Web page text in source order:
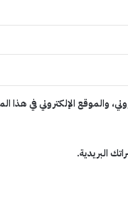
والموقع الإلكتروني في هذا
البريدية.